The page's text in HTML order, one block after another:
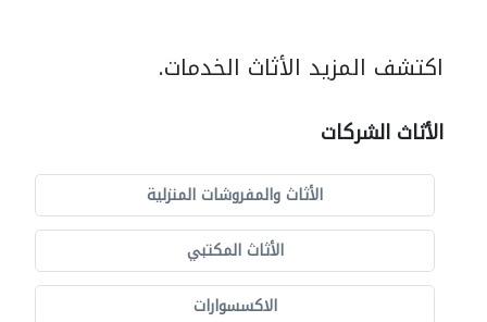
اكتشف المزيد الأثاث الخدمات.
الأثاث الشركات
الأثاث والمفروشات المنزلية
الأثاث المكتبي
الاكسسوارات